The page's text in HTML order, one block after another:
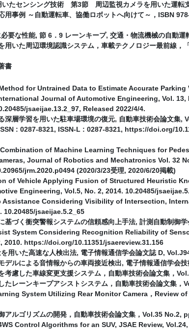
たセンシング技術 第3節 周辺監視カメラを用いた運転
用事例 ～自動運転車、協働ロボットへ向けて～，ISBN
要な性能, 節 6．9 レーンキープ, 交通・物流機械の自動
用いた周辺環境認識システム，車載テクノロジー最前線，
書
for Untrained Data to Estimate Accurate
Journal of Automotive Engineering, Vol. 13,
jsaeijae.13.2_97, Released 2022/4/4.
深層学習を用いた駐車場環境の復元, 自動車技術会論文
: 0287-8321, ISSN-L : 0287-8321, https://doi.org/
of Machine Learning Techniques for
Journal of Robotics and Mechatronics Vol. 32
jrm.2020.p0494 (2020/3/23受理, 2020/6/20掲載)
of Vehicle Applying Fusion of Structured Heuristic
Engineering, Vol.5, No. 2, 2014. 10.20485/
Assistance Considering Visibility of Intersection,
10.20485/jsaeijae.5.2_65
基づく衝突警報システムの信頼感向上手法, 計測自動制御
System Considering Recognition Reliability of
2010. https://doi.org/10.11351/jsaereview.31.156
用いた高速な人検出法, 電子情報通信学会論文誌 D,
デルによる音情報からの車両接近検出, 電子情報通信学会
考慮した車線変更支援システム，自動車技術会論文集，
たレーンキープアシストシステム，自動車技術会論文集
System Utilizing Rear Monitor Camera，Review
アルゴリズムの開発，自動車技術会論文集，Vol.35 No.2,
Control Algorithms for an SUV, JSAE Review,